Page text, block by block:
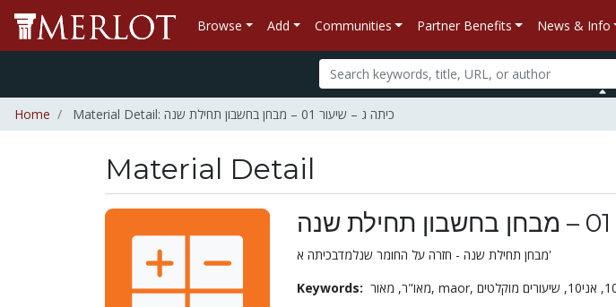
Browse Add Communities Partner Benefits News & Info
Home Material Detail: כיתה ג – שיעור 01 – מבחן בחשבון תחילת שנה
Material Detail
מבחן תחילת שנה - חזרה על החומר שנלמדבכיתה א'
Keywords:
מאו"ר,מאור, maor, אני10,
שיעורים מוקלטים